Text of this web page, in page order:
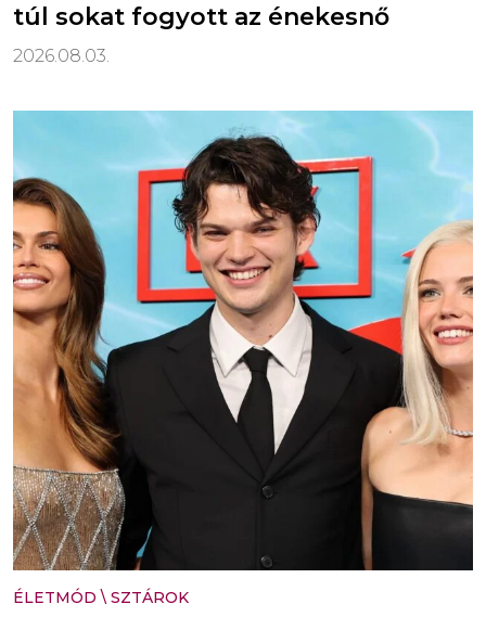
túl sokat fogyott az énekesnő
2026.08.03.
ÉLETMÓD \ SZTÁROK